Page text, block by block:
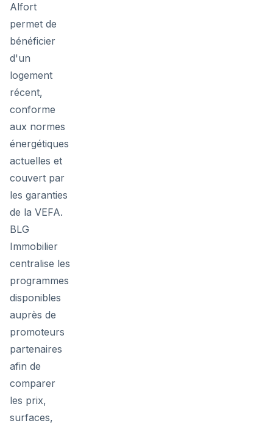
Alfort
permet de
bénéficier
d'un
logement
récent,
conforme
aux normes
énergétiques
actuelles et
couvert par
les garanties
de la VEFA.
BLG
Immobilier
centralise les
programmes
disponibles
auprès de
promoteurs
partenaires
afin de
comparer
les prix,
surfaces,